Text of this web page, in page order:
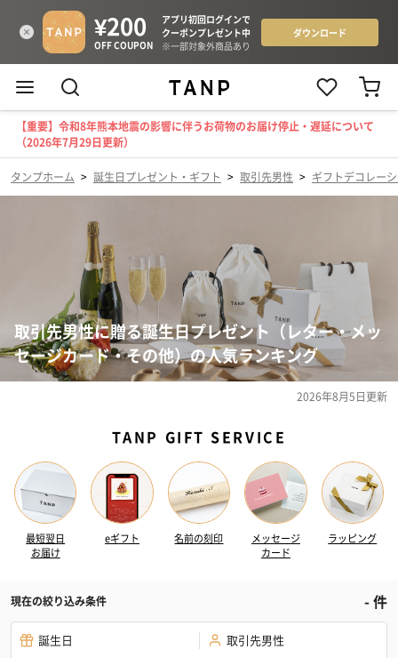
【重要】令和8年熊本地震の影響に伴うお荷物のお届け停止・遅延について
（2026年7月29日更新）
タンプホーム > 誕生日プレゼント・ギフト > 取引先男性 > ギフトデコレー
取引先男性に贈る誕生日プレゼント（レター・メッ
セージカード・その他）の人気ランキング
2026年8月5日更新
TANP GIFT SERVICE
最短翌日
お届け
eギフト 名前の刻印
メッセージ
カード
ラッピング
現在の絞り込み条件 -件
誕生日 取引先男性